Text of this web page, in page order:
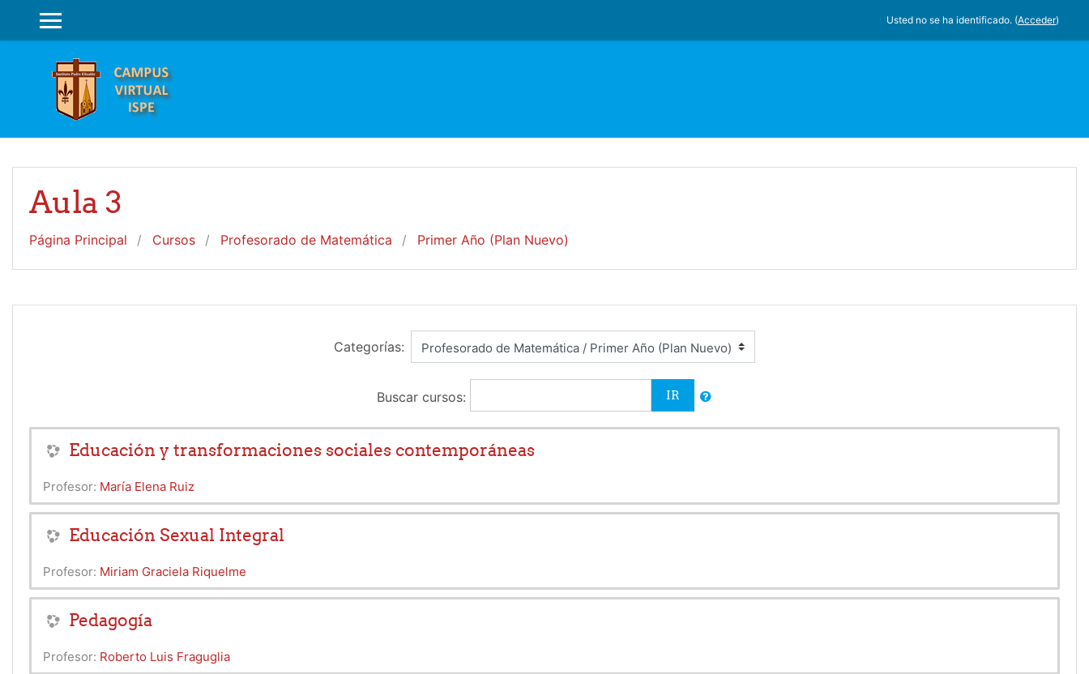
PANEL LATERAL
Usted no se ha identificado. (Acceder)
Aula 3
Página Principal Cursos Profesorado de Matemática Primer Año (Plan Nuevo)
Categorías:
Buscar cursos:
Educación y transformaciones sociales contemporáneas
Profesor: María Elena Ruiz
Educación Sexual Integral
Profesor: Miriam Graciela Riquelme
Pedagogía
Profesor: Roberto Luis Fraguglia